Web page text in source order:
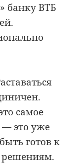
банку ВТБ
самое
— это уже
готов к